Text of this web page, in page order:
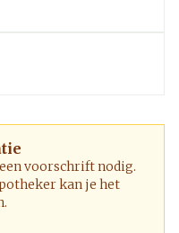
voorschrift nodig.
kan je het